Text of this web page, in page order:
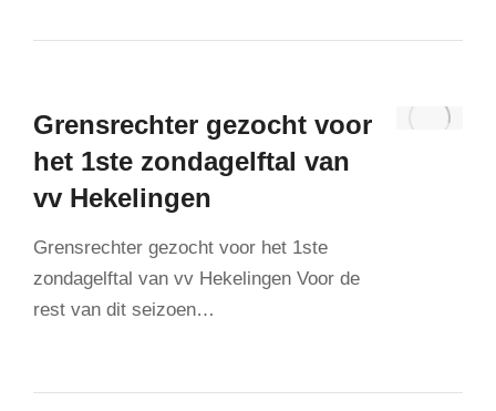
Grensrechter gezocht voor
het 1ste zondagelftal van
vv Hekelingen
Grensrechter gezocht voor het 1ste
zondagelftal van vv Hekelingen Voor de
rest van dit seizoen…